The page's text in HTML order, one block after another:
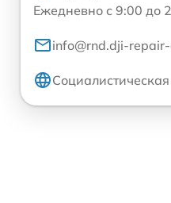
Ежедневно с 9:00 до
info@rnd.dji-